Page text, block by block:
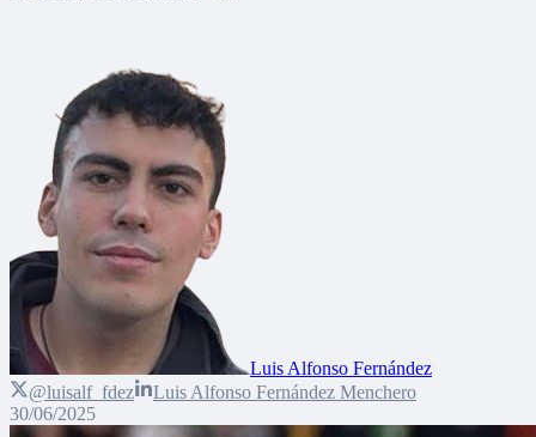
Luis Alfonso Fernández
@luisalf_fdez
Luis Alfonso Fernández Menchero
30/06/2025